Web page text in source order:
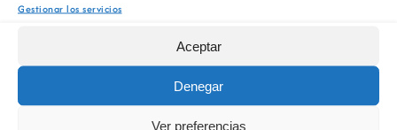
Gestionar los servicios
Aceptar
Denegar
Ver preferencias